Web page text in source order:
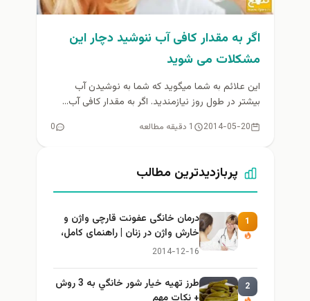
اگر به مقدار کافی آب ننوشید دچار اين
مشکلات می شوید
این علائم به شما میگوید که شما به نوشیدن آب
بیشتر در طول روز نیازمندید. اگر به مقدار کافی آب...
2014-05-20 1 دقیقه مطالعه 0
پربازدیدترین مطالب
1
درمان خانگی عفونت قارچی واژن و
خارش واژن در زنان | راهنمای کامل،
ایمن و کاربردی
2014-12-16
2
طرز تهيه خیار شور خانگي به 3 روش